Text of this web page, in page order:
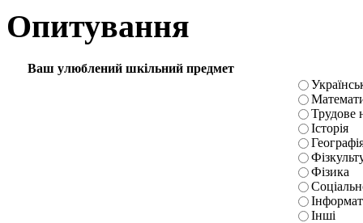
Опитування
Ваш улюблений шкільний предмет
Трудове
Історія
Фізика
Інші